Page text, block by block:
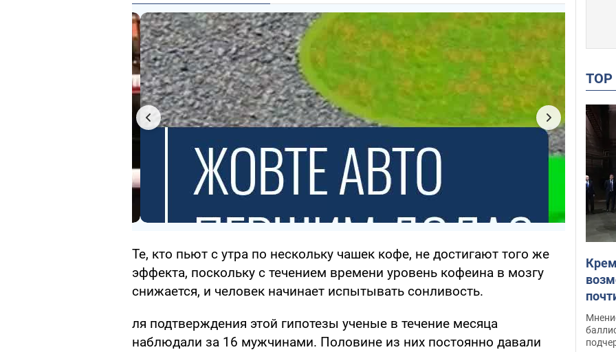
Те, кто пьют с утра по нескольку чашек кофе, не достигают того же
эффекта, поскольку с течением времени уровень кофеина в мозгу
снижается, и человек начинает испытывать сонливость.
ля подтверждения этой гипотезы ученые в течение месяца
наблюдали за 16 мужчинами. Половине из них постоянно давали